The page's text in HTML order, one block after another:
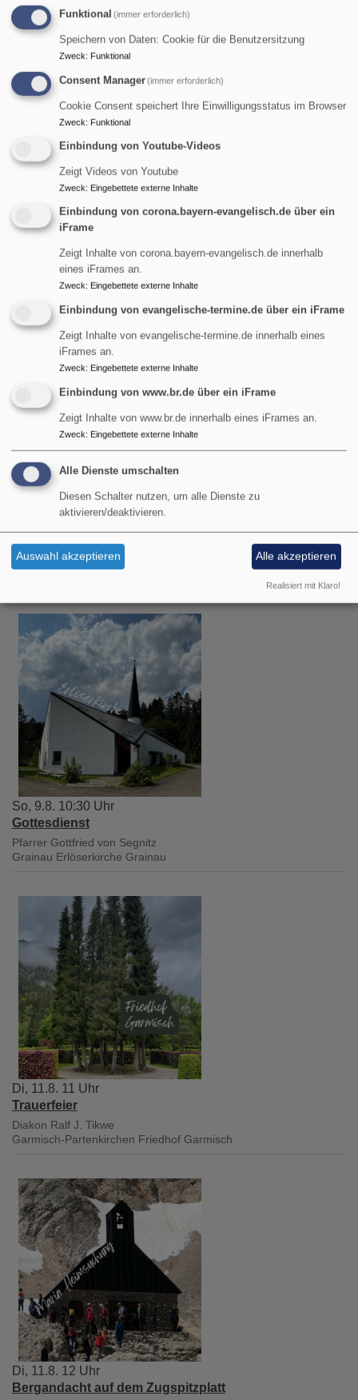
So, 9.8. 9 Uhr
Gottesdienst
Pfarrerin Birgit Schiel
Garmisch-Partenkirchen
Gottesdienst
Garmisch-Partenkirchen Christuskirche Garmisch
Gottesdienst
Pfarrerin Birgit Schiel
So, 9.8. 10:30 Uhr
Gottesdienst
Pfarrer Gottfried von Segnitz
Grainau Erlöserkirche Grainau
Di, 11.8. 11 Uhr
Trauerfeier
Diakon Ralf J. Tikwe
Garmisch-Partenkirchen Friedhof Garmisch
Di, 11.8. 12 Uhr
Bergandacht auf dem Zugspitzplatt
Funktional (immer erforderlich)
Speichern von Daten: Cookie für die Benutzersitzung
Zweck: Funktional
Consent Manager(immer erforderlich)
Cookie Consent speichert Ihre Einwilligungsstatus im Browser
Zweck: Funktional
Einbindung von Youtube-Videos
Zeigt Videos von Youtube
Zweck: Eingebettete externe Inhalte
Einbindung von corona.bayern-evangelisch.de über ein
iFrame
Zeigt Inhalte von corona.bayern-evangelisch.de innerhalb
eines iFrames an.
Zweck: Eingebettete externe Inhalte
Einbindung von evangelische-termine.de über ein iFrame
Zeigt Inhalte von evangelische-termine.de innerhalb eines
iFrames an.
Zweck: Eingebettete externe Inhalte
Einbindung von www.br.de über ein iFrame
Zeigt Inhalte von www.br.de innerhalb eines iFrames an.
Zweck: Eingebettete externe Inhalte
Alle Dienste umschalten
Diesen Schalter nutzen, um alle Dienste zu
aktivieren/deaktivieren.
Auswahl akzeptieren Alle akzeptieren
Realisiert mit Klaro!